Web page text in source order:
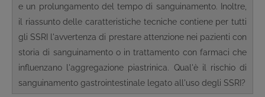
e un prolungamento del tempo di sanguinamento. Inoltre,
il riassunto delle caratteristiche tecniche contiene per tutti
gli SSRI l'avvertenza di prestare attenzione nei pazienti con
storia di sanguinamento o in trattamento con farmaci che
influenzano l'aggregazione piastrinica. Qual'è il rischio di
sanguinamento gastrointestinale legato all'uso degli SSRI?